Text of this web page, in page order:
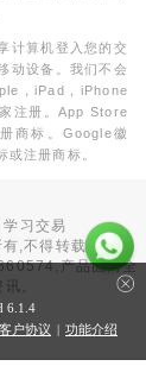
计算机登入您的交
动设备。我们不会
，iPad，iPhone
注册。App Store
商标。Google徽
注册商标。
学习交易
,不得转载
产品面向全
。
6.1.4
客户协议 | 功能介绍